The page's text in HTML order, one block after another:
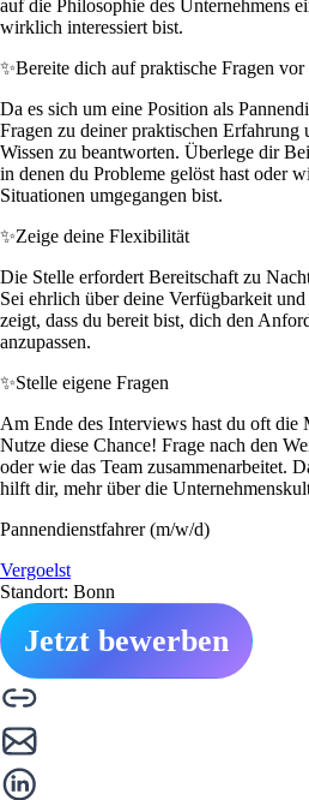
auf die Philosophie des Unternehmens
wirklich interessiert bist.
✨Bereite dich auf praktische Fragen vor
Da es sich um eine Position als
Fragen zu deiner praktischen Erfahrung
Wissen zu beantworten. Überlege dir
in denen du Probleme gelöst hast oder
Situationen umgegangen bist.
✨Zeige deine Flexibilität
Die Stelle erfordert Bereitschaft zu
Sei ehrlich über deine Verfügbarkeit
zeigt, dass du bereit bist, dich den
anzupassen.
✨Stelle eigene Fragen
Am Ende des Interviews hast du oft die
Nutze diese Chance! Frage nach den
oder wie das Team zusammenarbeitet.
hilft dir, mehr über die
Pannendienstfahrer (m/w/d)
Vergoelst
Standort: Bonn
Jetzt bewerben